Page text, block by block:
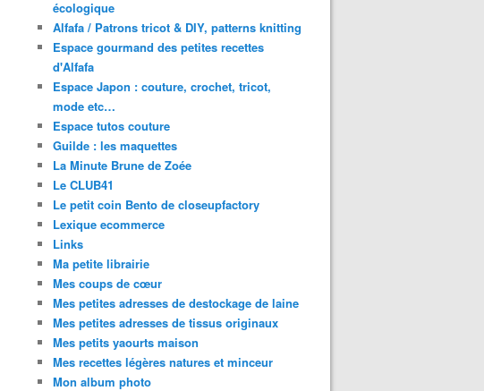
écologique
Alfafa / Patrons tricot & DIY, patterns knitting
Espace gourmand des petites recettes
d'Alfafa
Espace Japon : couture, crochet, tricot,
mode etc…
Espace tutos couture
Guilde : les maquettes
La Minute Brune de Zoée
Le CLUB41
Le petit coin Bento de closeupfactory
Lexique ecommerce
Links
Ma petite librairie
Mes coups de cœur
Mes petites adresses de destockage de laine
Mes petites adresses de tissus originaux
Mes petits yaourts maison
Mes recettes légères natures et minceur
Mon album photo